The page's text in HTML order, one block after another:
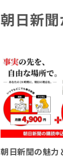
朝日新
朝日新聞の魅力